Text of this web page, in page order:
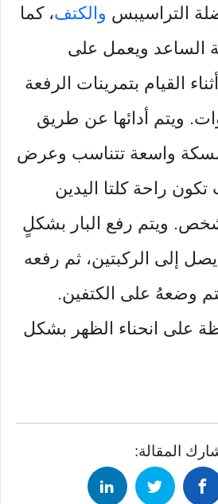
التراسيبس والكتف، كما
الساعد ويعمل على
القيام بتمرينات الرفعة
ويتم أدائها عن طريق
مسكة واسعة تتناسب وعرض
تكون راحة كلتا اليدين
ويتم رفع البار بشكلٍ
إلى الركبتين، ثم رفعه
وضعهُ على الكتفين.
على انحناء الظهر بشكل
المقالة: